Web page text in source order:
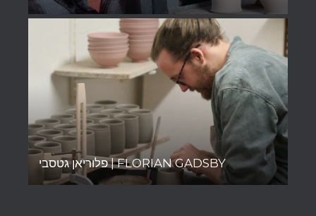
פלוריאן גטסבי | FLORIAN GADSBY